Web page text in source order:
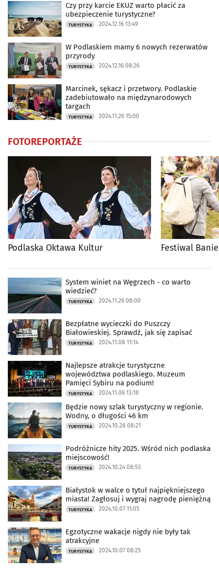
Kryminalne(4576)
Drogówka(2463)
Turystyka(182)
Kulinaria(110)
Kraj i Świat(239)
Ciekawostki (998)
Czy przy karcie EKUZ warto płacić za
ubezpieczenie turystyczne?
TURYSTYKA 2024.12.16 13:49
W Podlaskiem mamy 6 nowych rezerwatów
przyrody
TURYSTYKA 2024.12.16 08:26
Marcinek, sękacz i przetwory. Podlaskie
zadebiutowało na międzynarodowych
targach
TURYSTYKA 2024.11.26 15:00
FOTOREPORTAŻE
Podlaska Oktawa Kultur Festiwal
System winiet na Węgrzech - co warto
wiedzieć?
TURYSTYKA 2024.11.26 08:00
Bezpłatne wycieczki do Puszczy
Białowieskiej. Sprawdź, jak się zapisać
TURYSTYKA 2024.11.08 11:14
Najlepsze atrakcje turystyczne
województwa podlaskiego. Muzeum
Pamięci Sybiru na podium!
TURYSTYKA 2024.11.06 13:18
Będzie nowy szlak turystyczny w regionie.
Wodny, o długości 46 km
TURYSTYKA 2024.10.28 08:21
Podróżnicze hity 2025. Wśród nich podlaska
miejscowość!
TURYSTYKA 2024.10.24 08:53
Białystok w walce o tytuł najpiękniejszego
miasta! Zagłosuj i wygraj nagrodę pieniężną
TURYSTYKA 2024.10.07 11:05
Egzotyczne wakacje nigdy nie były tak
atrakcyjne
TURYSTYKA 2024.10.07 08:25